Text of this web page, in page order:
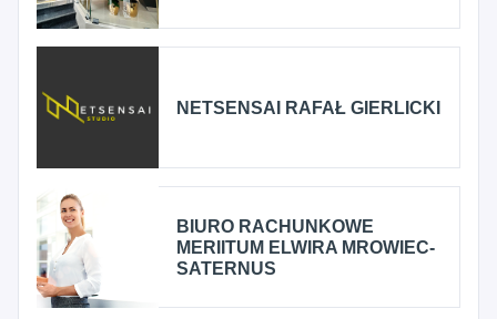
NETSENSAI RAFAŁ GIERLICKI
BIURO RACHUNKOWE
MERIITUM ELWIRA MROWIEC-
SATERNUS